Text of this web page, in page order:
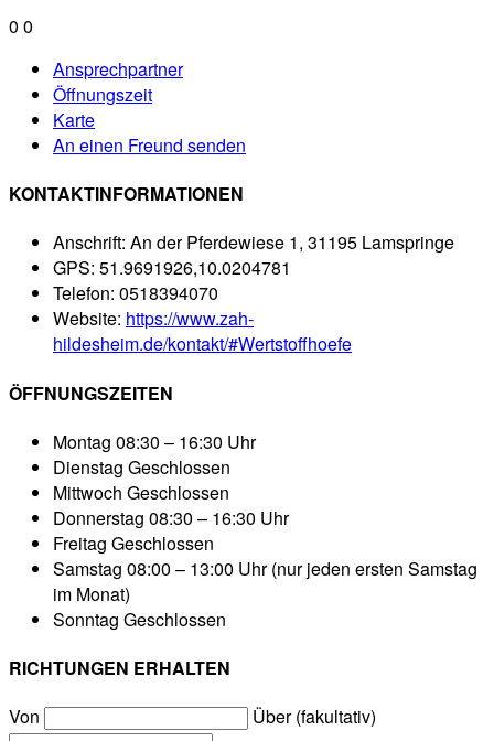
0 0
Ansprechpartner
Öffnungszeit
Karte
An einen Freund senden
KONTAKTINFORMATIONEN
Anschrift: An der Pferdewiese 1, 31195 Lamspringe
GPS: 51.9691926,10.0204781
Telefon: 0518394070
Website: https://www.zah-
hildesheim.de/kontakt/#Wertstoffhoefe
ÖFFNUNGSZEITEN
Montag 08:30 – 16:30 Uhr
Dienstag Geschlossen
Mittwoch Geschlossen
Donnerstag 08:30 – 16:30 Uhr
Freitag Geschlossen
Samstag 08:00 – 13:00 Uhr (nur jeden ersten Samstag
im Monat)
Sonntag Geschlossen
RICHTUNGEN ERHALTEN
Von
Über (fakultativ)